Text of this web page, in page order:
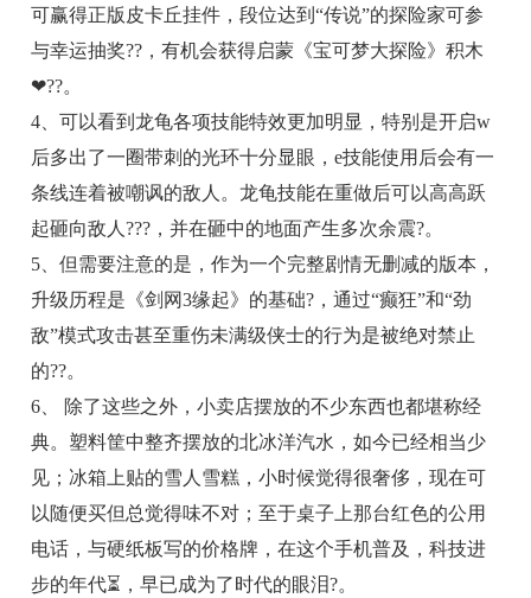
可赢得正版皮卡丘挂件，段位达到“传说”的探险家可参
与幸运抽奖??，有机会获得启蒙《宝可梦大探险》积木
❤??。
4、可以看到龙龟各项技能特效更加明显，特别是开启w
后多出了一圈带刺的光环十分显眼，e技能使用后会有一
条线连着被嘲讽的敌人。龙龟技能在重做后可以高高跃
起砸向敌人???，并在砸中的地面产生多次余震?。
5、但需要注意的是，作为一个完整剧情无删减的版本，
升级历程是《剑网3缘起》的基础?，通过“癫狂”和“劲
敌”模式攻击甚至重伤未满级侠士的行为是被绝对禁止
的??。
6、 除了这些之外，小卖店摆放的不少东西也都堪称经
典。塑料筐中整齐摆放的北冰洋汽水，如今已经相当少
见；冰箱上贴的雪人雪糕，小时候觉得很奢侈，现在可
以随便买但总觉得味不对；至于桌子上那台红色的公用
电话，与硬纸板写的价格牌，在这个手机普及，科技进
步的年代⏳，早已成为了时代的眼泪?。